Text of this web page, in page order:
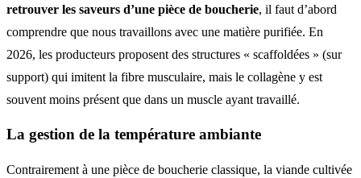
retrouver les saveurs d’une pièce de boucherie, il faut d’abord
comprendre que nous travaillons avec une matière purifiée. En
2026, les producteurs proposent des structures « scaffoldées » (sur
support) qui imitent la fibre musculaire, mais le collagène y est
souvent moins présent que dans un muscle ayant travaillé.
La gestion de la température ambiante
Contrairement à une pièce de boucherie classique, la viande cultivée